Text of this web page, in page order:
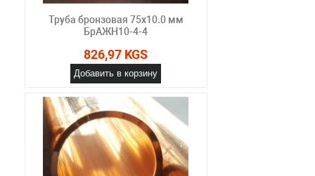
Труба бронзовая 75х10.0 мм
БрАЖН10-4-4
826,97 KGS
Добавить в корзину